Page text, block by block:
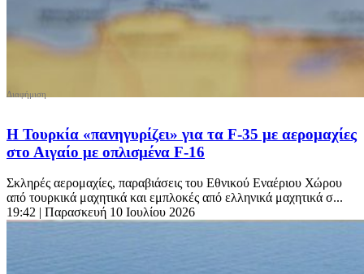
Η Τουρκία «πανηγυρίζει» για τα F-35 με αερομαχίες
στο Αιγαίο με οπλισμένα F-16
Σκληρές αερομαχίες, παραβιάσεις του Εθνικού Εναέριου Χώρου
από τουρκικά μαχητικά και εμπλοκές από ελληνικά μαχητικά σ...
19:42 | Παρασκευή 10 Ιουλίου 2026